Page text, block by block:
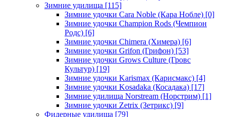
Зимние удилища [115]
Зимние удочки Cara Noble (Кара Нобле) [0]
Зимние удочки Champion Rods (Чемпион
Родс) [6]
Зимние удочки Chimera (Химера) [6]
Зимние удочки Grifon (Грифон) [53]
Зимние удочки Grows Culture (Гровс
Культур) [19]
Зимние удочки Karismax (Карисмакс) [4]
Зимние удочки Kosadaka (Косадака) [17]
Зимние удилища Norstream (Норстрим) [1]
Зимние удочки Zetrix (Зетрикс) [9]
Фидерные удилища [79]